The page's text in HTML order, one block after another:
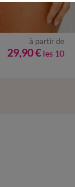
50/52
à partir de
29,90 € les 10